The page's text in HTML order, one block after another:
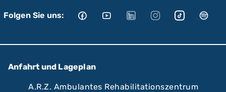
Folgen Sie uns:
Anfahrt und Lageplan
A.R.Z. Ambulantes Rehabilitationszentrum